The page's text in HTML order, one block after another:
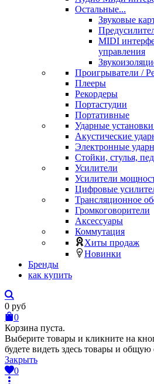
Остальные...
Звуковые
MIDI
управления
Проигрыватели /
Плееры
Рекордеры
Портастудии
Портативные
Ударные
Акустические
Электронные
Стойки, стулья,
Усилители
Усилители
Цифровые
Трансляционное
Громкоговорители
Аксессуары
Коммутация
Хиты продаж
Новинки
Бренды
как купить
0 руб
0
Корзина пуста.
Выберите товары и кликните на
будете видеть здесь товары и общую
Закрыть
0